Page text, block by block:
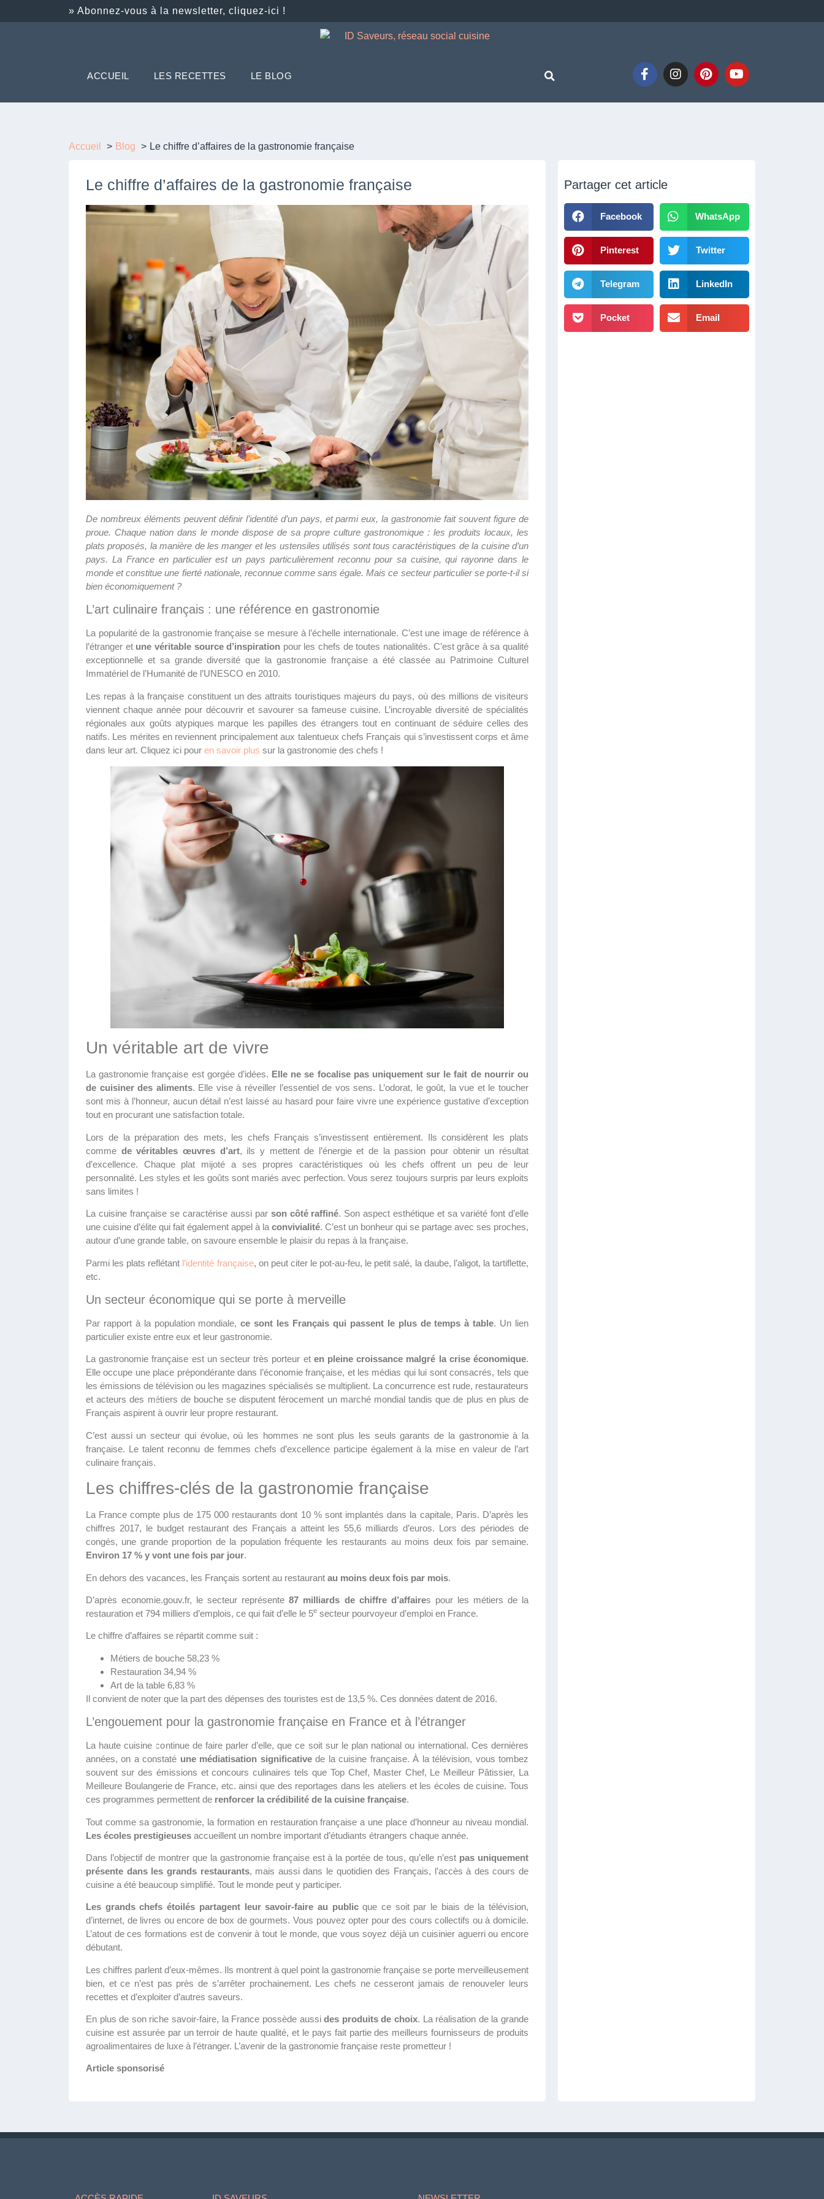
» Abonnez-vous à la newsletter, cliquez-ici !
ACCUEIL LES RECETTES LE BLOG
Accueil Blog Le chiffre d’affaires de la gastronomie française
Le chiffre d’affaires de la gastronomie française
De nombreux éléments peuvent définir l’identité d’un pays, et parmi eux, la gastronomie fait souvent figure de
proue. Chaque nation dans le monde dispose de sa propre culture gastronomique : les produits locaux, les
plats proposés, la manière de les manger et les ustensiles utilisés sont tous caractéristiques de la cuisine d’un
pays. La France en particulier est un pays particulièrement reconnu pour sa cuisine, qui rayonne dans le
monde et constitue une fierté nationale, reconnue comme sans égale. Mais ce secteur particulier se porte-t-il si
bien économiquement ?
L’art culinaire français : une référence en gastronomie
La popularité de la gastronomie française se mesure à l’échelle internationale. C’est une image de référence à
l’étranger et une véritable source d’inspiration pour les chefs de toutes nationalités. C’est grâce à sa qualité
exceptionnelle et sa grande diversité que la gastronomie française a été classée au Patrimoine Culturel
Immatériel de l’Humanité de l’UNESCO en 2010.
Les repas à la française constituent un des attraits touristiques majeurs du pays, où des millions de visiteurs
viennent chaque année pour découvrir et savourer sa fameuse cuisine. L’incroyable diversité de spécialités
régionales aux goûts atypiques marque les papilles des étrangers tout en continuant de séduire celles des
natifs. Les mérites en reviennent principalement aux talentueux chefs Français qui s’investissent corps et âme
dans leur art. Cliquez ici pour en savoir plus sur la gastronomie des chefs !
Un véritable art de vivre
La gastronomie française est gorgée d’idées. Elle ne se focalise pas uniquement sur le fait de nourrir ou
de cuisiner des aliments. Elle vise à réveiller l’essentiel de vos sens. L’odorat, le goût, la vue et le toucher
sont mis à l’honneur, aucun détail n’est laissé au hasard pour faire vivre une expérience gustative d’exception
tout en procurant une satisfaction totale.
Lors de la préparation des mets, les chefs Français s’investissent entièrement. Ils considèrent les plats
comme de véritables œuvres d’art, ils y mettent de l’énergie et de la passion pour obtenir un résultat
d’excellence. Chaque plat mijoté a ses propres caractéristiques où les chefs offrent un peu de leur
personnalité. Les styles et les goûts sont mariés avec perfection. Vous serez toujours surpris par leurs exploits
sans limites !
La cuisine française se caractérise aussi par son côté raffiné. Son aspect esthétique et sa variété font d’elle
une cuisine d’élite qui fait également appel à la convivialité. C’est un bonheur qui se partage avec ses proches,
autour d’une grande table, on savoure ensemble le plaisir du repas à la française.
Parmi les plats reflétant l’identité française, on peut citer le pot-au-feu, le petit salé, la daube, l’aligot, la tartiflette,
etc.
Un secteur économique qui se porte à merveille
Par rapport à la population mondiale,ce sont les Français qui passent le plus de temps à table. Un lien
particulier existe entre eux et leur gastronomie.
La gastronomie française est un secteur très porteur et en pleine croissance malgré la crise économique.
Elle occupe une place prépondérante dans l’économie française, et les médias qui lui sont consacrés, tels que
les émissions de télévision ou les magazines spécialisés se multiplient. La concurrence est rude, restaurateurs
et acteurs des métiers de bouche se disputent férocement un marché mondial tandis que de plus en plus de
Français aspirent à ouvrir leur propre restaurant.
C’est aussi un secteur qui évolue, où les hommes ne sont plus les seuls garants de la gastronomie à la
française. Le talent reconnu de femmes chefs d’excellence participe également à la mise en valeur de l’art
culinaire français.
Les chiffres-clés de la gastronomie française
La France compte plus de 175 000 restaurants dont 10 % sont implantés dans la capitale, Paris. D’après les
chiffres 2017, le budget restaurant des Français a atteint les 55,6 milliards d’euros. Lors des périodes de
congés, une grande proportion de la population fréquente les restaurants au moins deux fois par semaine.
Environ 17 % y vont une fois par jour.
En dehors des vacances, les Français sortent au restaurant au moins deux fois par mois.
D’après economie.gouv.fr, le secteur représente87 milliards de chiffre d’affaires pour les métiers de la
restauration et 794 milliers d’emplois, ce qui fait d’elle le 5e secteur pourvoyeur d’emploi en France.
Le chiffre d’affaires se répartit comme suit :
Métiers de bouche 58,23 %
Restauration 34,94 %
Art de la table 6,83 %
Il convient de noter que la part des dépenses des touristes est de 13,5 %. Ces données datent de 2016.
L’engouement pour la gastronomie française en France et à l’étranger
La haute cuisine continue de faire parler d’elle, que ce soit sur le plan national ou international. Ces dernières
années, on a constaté une médiatisation significativede la cuisine française. À la télévision, vous tombez
souvent sur des émissions et concours culinaires tels que Top Chef, Master Chef, Le Meilleur Pâtissier, La
Meilleure Boulangerie de France, etc. ainsi que des reportages dans les ateliers et les écoles de cuisine. Tous
ces programmes permettent de renforcer la crédibilité de la cuisine française.
Tout comme sa gastronomie, la formation en restauration française a une place d’honneur au niveau mondial.
Les écoles prestigieuses accueillent un nombre important d’étudiants étrangers chaque année.
Dans l’objectif de montrer que la gastronomie française est à la portée de tous, qu’elle n’est pas uniquement
présente dans les grands restaurants, mais aussi dans le quotidien des Français, l’accès à des cours de
cuisine a été beaucoup simplifié. Tout le monde peut y participer.
Les grands chefs étoilés partagent leur savoir-faire au publicque ce soit par le biais de la télévision,
d’internet, de livres ou encore de box de gourmets. Vous pouvez opter pour des cours collectifs ou à domicile.
L’atout de ces formations est de convenir à tout le monde, que vous soyez déjà un cuisinier aguerri ou encore
débutant.
Les chiffres parlent d’eux-mêmes. Ils montrent à quel point la gastronomie française se porte merveilleusement
bien, et ce n’est pas près de s’arrêter prochainement. Les chefs ne cesseront jamais de renouveler leurs
recettes et d’exploiter d’autres saveurs.
En plus de son riche savoir-faire, la France possède aussides produits de choix. La réalisation de la grande
cuisine est assurée par un terroir de haute qualité, et le pays fait partie des meilleurs fournisseurs de produits
agroalimentaires de luxe à l’étranger. L’avenir de la gastronomie française reste prometteur !
Article sponsorisé
Partager cet article
Facebook WhatsApp
Pinterest Twitter
Telegram LinkedIn
Pocket Email